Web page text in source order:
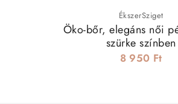
ÉkszerSziget
Öko-bőr, elegáns női
szürke színben
8 950 Ft